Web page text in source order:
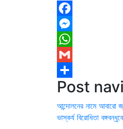
Facebook
Messenger
WhatsApp
Gmail
Share
Post
আন্দোলনের নামে আবারো
ভাস্কর্য বিরোধিতা